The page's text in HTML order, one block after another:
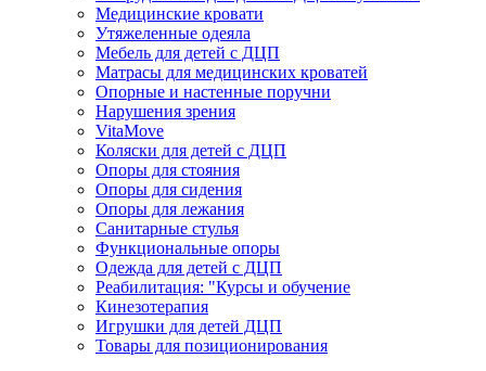
Медицинские кровати
Утяжеленные одеяла
Мебель для детей с ДЦП
Матрасы для медицинских кроватей
Опорные и настенные поручни
Нарушения зрения
VitaMove
Коляски для детей с ДЦП
Опоры для стояния
Опоры для сидения
Опоры для лежания
Санитарные стулья
Функциональные опоры
Одежда для детей с ДЦП
Реабилитация: "Курсы и обучение
Кинезотерапия
Игрушки для детей ДЦП
Товары для позиционирования